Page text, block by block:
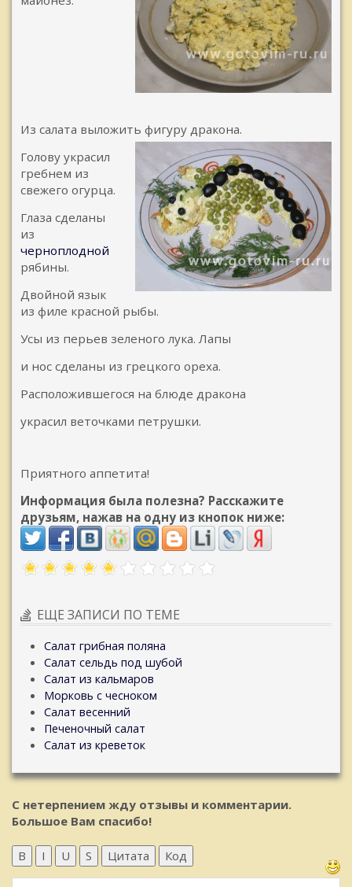
Из салата выложить фигуру дракона.
Голову украсил
гребнем из
свежего огурца.
Глаза сделаны
из
черноплодной
рябины.
Двойной язык
из филе красной рыбы.
Усы из перьев зеленого лука. Лапы
и нос сделаны из грецкого ореха.
Расположившегося на блюде дракона
украсил веточками петрушки.
Приятного аппетита!
Информация была полезна? Расскажите
друзьям, нажав на одну из кнопок ниже:
ЕЩЕ ЗАПИСИ ПО ТЕМЕ
Салат грибная поляна
Салат сельдь под шубой
Салат из кальмаров
Морковь с чесноком
Салат весенний
Печеночный салат
Салат из креветок
С нетерпением жду отзывы и комментарии.
Большое Вам спасибо!
B I U S Цитата Код